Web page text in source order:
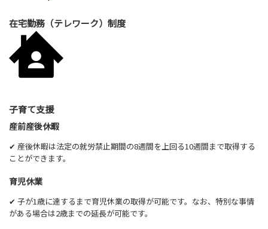
在宅勤務（テレワーク）制度
子育て支援
産前産後休暇
✔ 産後休暇は法定の就労禁止期間の8週間を上回る10週間まで取得する
ことができます。
育児休業
✔ 子が1歳に達するまで育児休業の取得が可能です。なお、特別な事情
がある場合は2歳までの延長が可能です。